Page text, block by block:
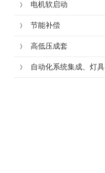
》 电机软启动
》 节能补偿
》 高低压成套
》 自动化系统集成、灯具